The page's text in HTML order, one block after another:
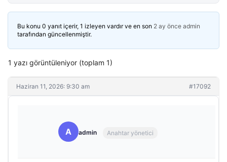
Bu konu 0 yanıt içerir, 1 izleyen vardır ve en son 2 ay önce admin
tarafından güncellenmiştir.
1 yazı görüntüleniyor (toplam 1)
Haziran 11, 2026: 9:30 am #17092
A admin Anahtar yönetici